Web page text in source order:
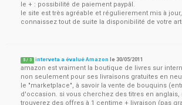
le + : possibilité de paiement paypâl.
le site est très agréable et régulierement mis à
connaissez tout de suite la disponibilité de votre
5 / 5 interveta a évalué Amazon le30/05/2011
amazon est vraiment la boutique de livres sur
non seulement pour ses livraisons gratuites en
le "marketplace", à savoir la vente de bouquins
d'occasion. si vous cherchez des titres en anglais,
trouverez des offres à 1 centime + livraison (pas